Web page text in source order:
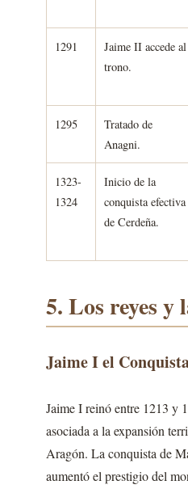
1291
Jaime II accede al
trono.
1295
Tratado de
Anagni.
1323-
1324
Inicio de la
conquista efectiva
de Cerdeña.
5. Los reyes y
Jaime I el
Jaime I reinó entre 1213 y
asociada a la expansión
Aragón. La conquista de
aumentó el prestigio del